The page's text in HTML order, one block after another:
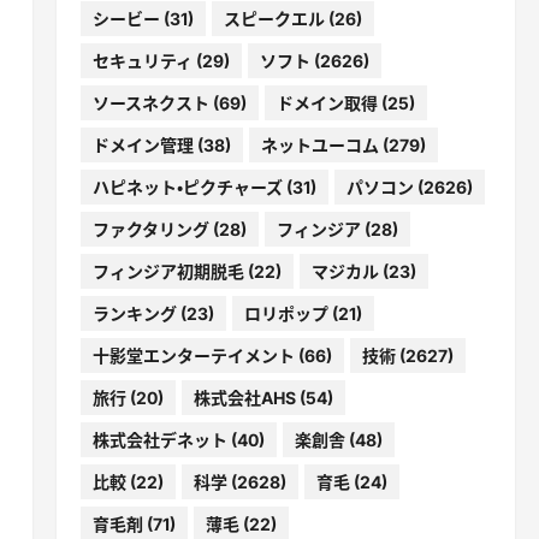
シービー (31) スピークエル(26)
セキュリティ (29) ソフト (2626)
ソースネクスト (69) ドメイン取得(25)
ドメイン管理(38) ネットユーコム (279)
ハピネット・ピクチャーズ(31) パソコン (2626)
ファクタリング(28) フィンジア(28)
フィンジア初期脱毛(22) マジカル(23)
ランキング(23) ロリポップ(21)
十影堂エンターテイメント (66) 技術(2627)
旅行(20) 株式会社AHS(54)
株式会社デネット (40) 楽創舎(48)
比較(22) 科学(2628) 育毛(24)
育毛剤 (71) 薄毛(22)